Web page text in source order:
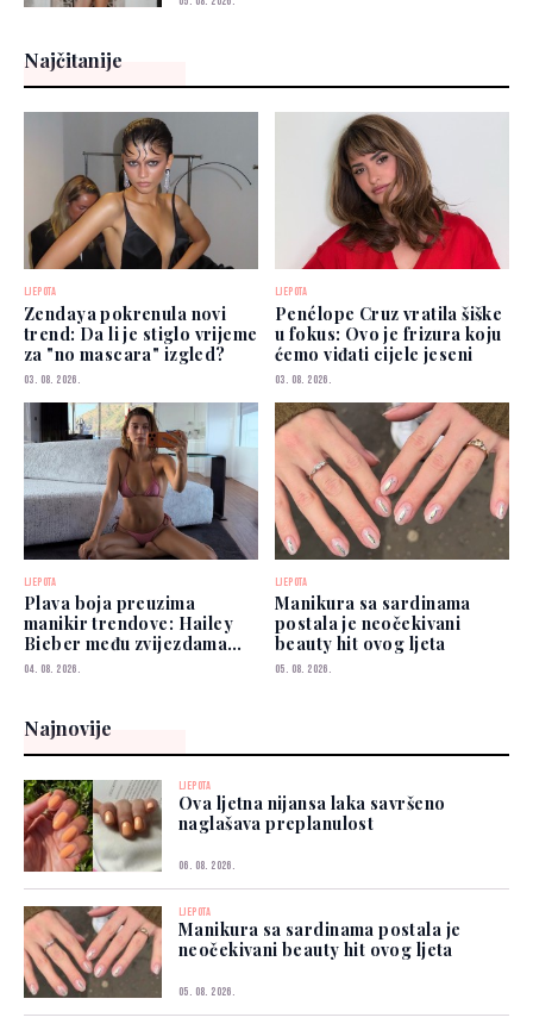
Najčitanije
LJEPOTA
Zendaya pokrenula novi
trend: Da li je stiglo vrijeme
za "no mascara" izgled?
03. 08. 2026.
LJEPOTA
Penélope Cruz vratila šiške
u fokus: Ovo je frizura koju
ćemo viđati cijele jeseni
03. 08. 2026.
LJEPOTA
Plava boja preuzima
manikir trendove: Hailey
Bieber među zvijezdama
koje je već nose
04. 08. 2026.
LJEPOTA
Manikura sa sardinama
postala je neočekivani
beauty hit ovog ljeta
05. 08. 2026.
Najnovije
LJEPOTA
Ova ljetna nijansa laka savršeno
naglašava preplanulost
06. 08. 2026.
LJEPOTA
Manikura sa sardinama postala je
neočekivani beauty hit ovog ljeta
05. 08. 2026.